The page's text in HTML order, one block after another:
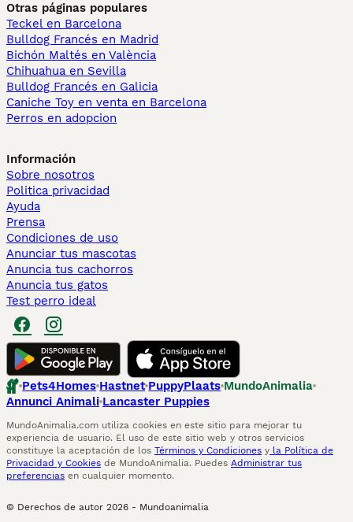
Otras páginas populares
Teckel en Barcelona
Bulldog Francés en Madrid
Bichón Maltés en València
Chihuahua en Sevilla
Bulldog Francés en Galicia
Caniche Toy en venta en Barcelona
Perros en adopcion
Información
Sobre nosotros
Politica privacidad
Ayuda
Prensa
Condiciones de uso
Anunciar tus mascotas
Anuncia tus cachorros
Anuncia tus gatos
Test perro ideal
Pets4Homes Hastnet PuppyPlaats MundoAnimalia
Annunci Animali Lancaster Puppies
MundoAnimalia.com utiliza cookies en este sitio para mejorar tu
experiencia de usuario. El uso de este sitio web y otros servicios
constituye la aceptación de los Términos y Condiciones y la Política de
Privacidad y Cookies de MundoAnimalia. Puedes Administrar tus
preferencias en cualquier momento.
© Derechos de autor 2026 - Mundoanimalia